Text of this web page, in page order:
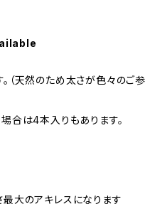
（天然のため太さが色々のご参
合は4本入りもあります。
大のアキレスになります